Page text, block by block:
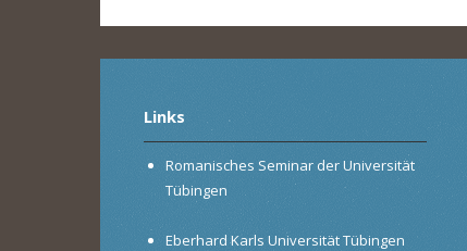
Links
Romanisches Seminar der Universität
Tübingen
Eberhard Karls Universität Tübingen